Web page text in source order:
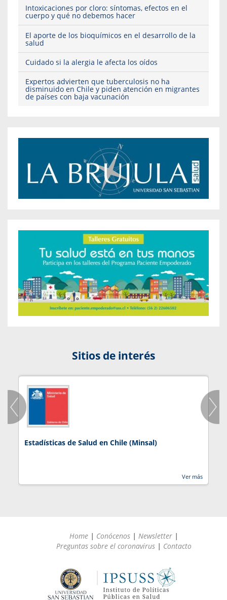
Intoxicaciones por cloro: síntomas, efectos en el
cuerpo y qué no debemos hacer
El aporte de los bioquímicos en el desarrollo de la
salud
Cuidado si la alergia le afecta los oídos
Expertos advierten que tuberculosis no ha
disminuido en Chile y piden atención en migrantes
de países con baja vacunación
Sitios de interés
Estadísticas de Salud en Chile (Minsal)
Ver más
Home | Conócenos | Newsletter |
Preguntas sobre el coronavirus | Contacto